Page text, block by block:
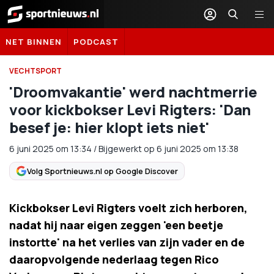
Sportnieuws.nl
NET BINNEN PODCAST
VECHTSPORT
'Droomvakantie' werd nachtmerrie
voor kickbokser Levi Rigters: 'Dan
besef je: hier klopt iets niet'
6 juni 2025 om 13:34 /Bijgewerkt op 6 juni 2025 om 13:38
Volg Sportnieuws.nl op Google Discover
Kickbokser Levi Rigters voelt zich herboren,
nadat hij naar eigen zeggen 'een beetje
instortte' na het verlies van zijn vader en de
daaropvolgende nederlaag tegen Rico